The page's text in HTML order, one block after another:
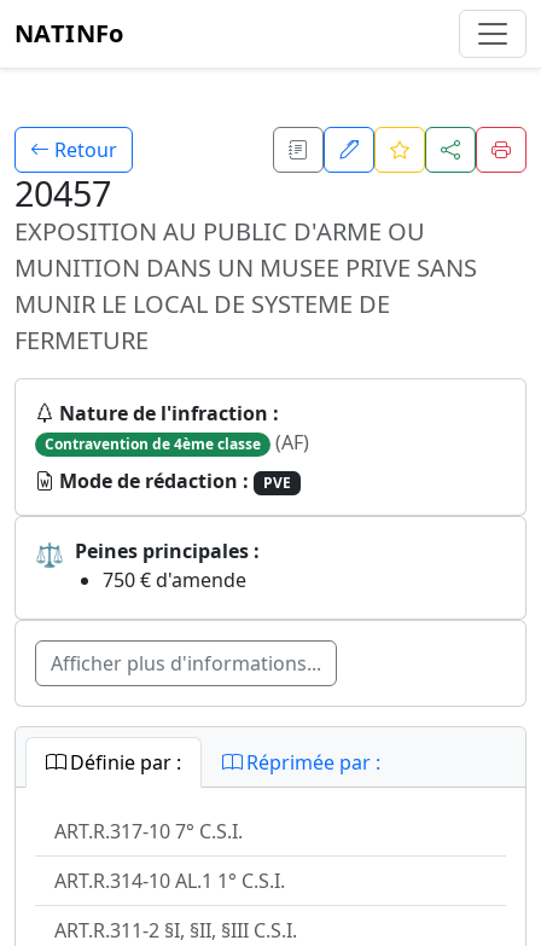
NATINFo
Retour
20457
EXPOSITION AU PUBLIC D'ARME OU
MUNITION DANS UN MUSEE PRIVE SANS
MUNIR LE LOCAL DE SYSTEME DE
FERMETURE
Nature de l'infraction :
Contravention de 4ème classe (AF)
Mode de rédaction :
PVE
⚖ Peines principales :
750 € d'amende
Afficher plus d'informations...
Définie par : Réprimée par :
ART.R.317-10 7° C.S.I.
ART.R.314-10 AL.1 1° C.S.I.
ART.R.311-2 §I, §II, §III C.S.I.